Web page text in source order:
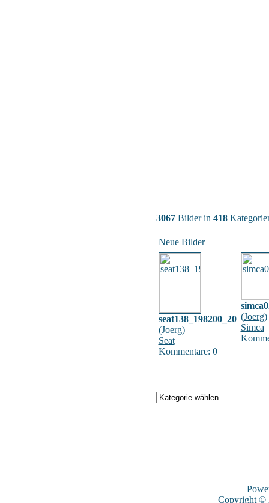
3067Bilder in 418
Neue Bilder
seat138_198200_20
(Joerg)
Seat
Kommentare: 0
(Joerg)
Simca
Copyright ©